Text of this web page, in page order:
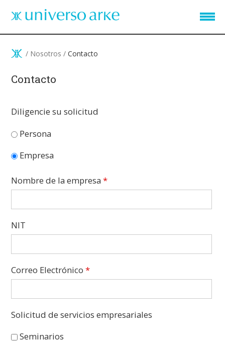
/ Nosotros / Contacto
Contacto
Diligencie su solicitud
Persona
Empresa
Nombre de la empresa*
NIT
Correo Electrónico*
Solicitud de servicios empresariales
Seminarios